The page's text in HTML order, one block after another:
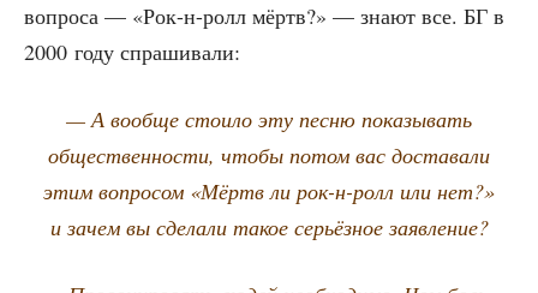
вопро­са — «Рок-н-ролл мёртв?» — зна­ют все. БГ в
2000 году спрашивали:
— А вооб­ще сто­и­ло эту пес­ню пока­зы­вать
обще­ствен­но­сти, что­бы потом вас доста­ва­ли
этим вопро­сом «Мёртв ли рок-н-ролл или нет?»
и зачем вы сде­ла­ли такое серьёз­ное заявление?